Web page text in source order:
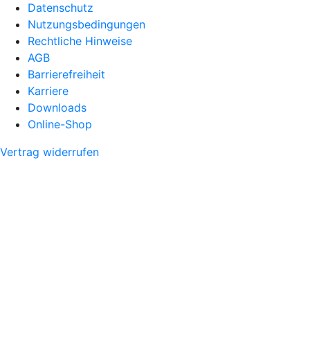
Datenschutz
Nutzungsbedingungen
Rechtliche Hinweise
AGB
Barrierefreiheit
Karriere
Downloads
Online-Shop
Vertrag widerrufen